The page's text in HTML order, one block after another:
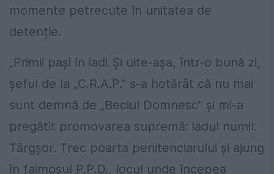
momente petrecute în unitatea de
detenție.
„Primii pași în iad! Și uite-așa, într-o bună zi,
șeful de la „C.R.A.P.” s-a hotărât că nu mai
sunt demnă de „Beciul Domnesc” și mi-a
pregătit promovarea supremă: iadul numit
Târgșor. Trec poarta penitenciarului și ajung
în faimosul P.P.D., locul unde începea